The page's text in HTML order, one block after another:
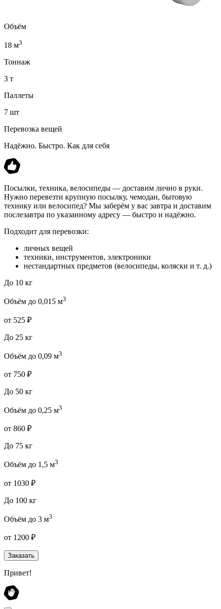
Объём
18 м3
Тоннаж
3 т
Паллеты
7 шт
Перевозка вещей
Надёжно. Быстро. Как для себя
Посылки, техника, велосипеды — доставим лично в руки.
Нужно перевезти крупную посылку, чемодан, бытовую
технику или велосипед? Мы заберём у вас завтра и доставим
послезавтра по указанному адресу — быстро и надёжно.
Подходит для перевозки:
личных вещей
техники, инструментов, электроники
нестандартных предметов (велосипеды, коляски и т. д.)
До 10 кг
Объём до 0,015 м3
от 525 ₽
До 25 кг
Объём до 0,09 м3
от 750 ₽
До 50 кг
Объём до 0,25 м3
от 860 ₽
До 75 кг
Объём до 1,5 м3
от 1030 ₽
До 100 кг
Объём до 3 м3
от 1200 ₽
Заказать
Привет!